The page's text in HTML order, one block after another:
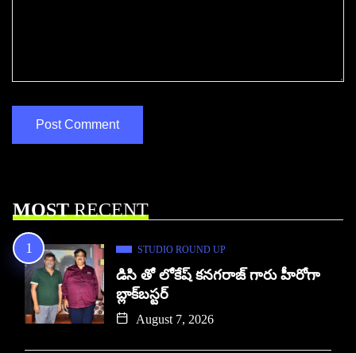
MOSTRECENT
STUDIO ROUND UP
డిసి తో లోకేష్ కనగరాజ్ గారు హీరోగా
బ్లాక్‌బస్టర్
August 7, 2026